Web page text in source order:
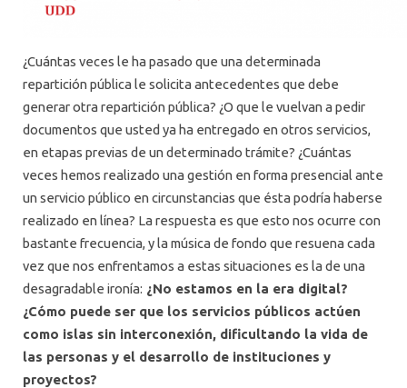
¿Cuántas veces le ha pasado que una determinada
repartición pública le solicita antecedentes que debe
generar otra repartición pública? ¿O que le vuelvan a pedir
documentos que usted ya ha entregado en otros servicios,
en etapas previas de un determinado trámite? ¿Cuántas
veces hemos realizado una gestión en forma presencial ante
un servicio público en circunstancias que ésta podría haberse
realizado en línea? La respuesta es que esto nos ocurre con
bastante frecuencia, y la música de fondo que resuena cada
vez que nos enfrentamos a estas situaciones es la de una
desagradable ironía: ¿No estamos en la era digital?
¿Cómo puede ser que los servicios públicos actúen
como islas sin interconexión, dificultando la vida de
las personas y el desarrollo de instituciones y
proyectos?